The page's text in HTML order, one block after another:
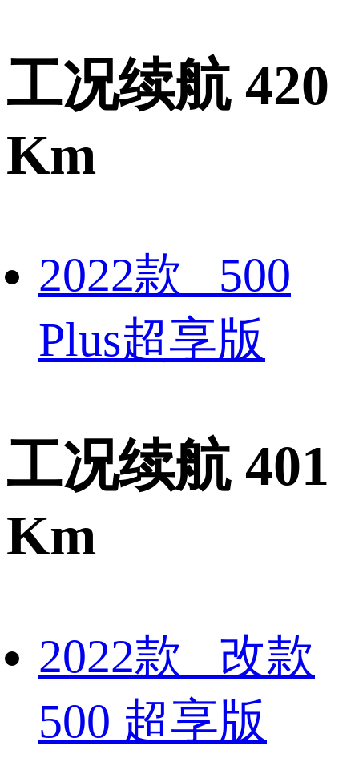
工况续航 420
Km
2022款 500
Plus超享版
工况续航 401
Km
2022款 改款
500 超享版